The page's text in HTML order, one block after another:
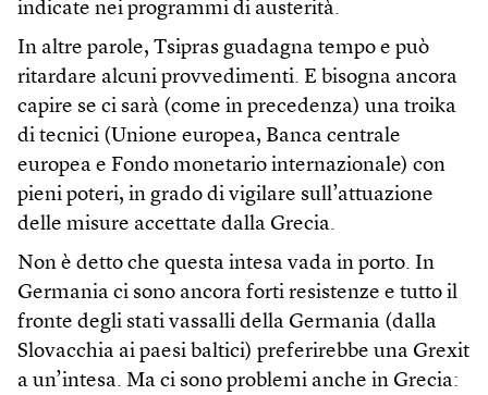
indicate nei programmi di austerità.
In altre parole, Tsipras guadagna tempo e può
ritardare alcuni provvedimenti. E bisogna ancora
capire se ci sarà (come in precedenza) una troika
di tecnici (Unione europea, Banca centrale
europea e Fondo monetario internazionale) con
pieni poteri, in grado di vigilare sull’attuazione
delle misure accettate dalla Grecia.
Non è detto che questa intesa vada in porto. In
Germania ci sono ancora forti resistenze e tutto il
fronte degli stati vassalli della Germania (dalla
Slovacchia ai paesi baltici) preferirebbe una Grexit
a un’intesa. Ma ci sono problemi anche in Grecia: